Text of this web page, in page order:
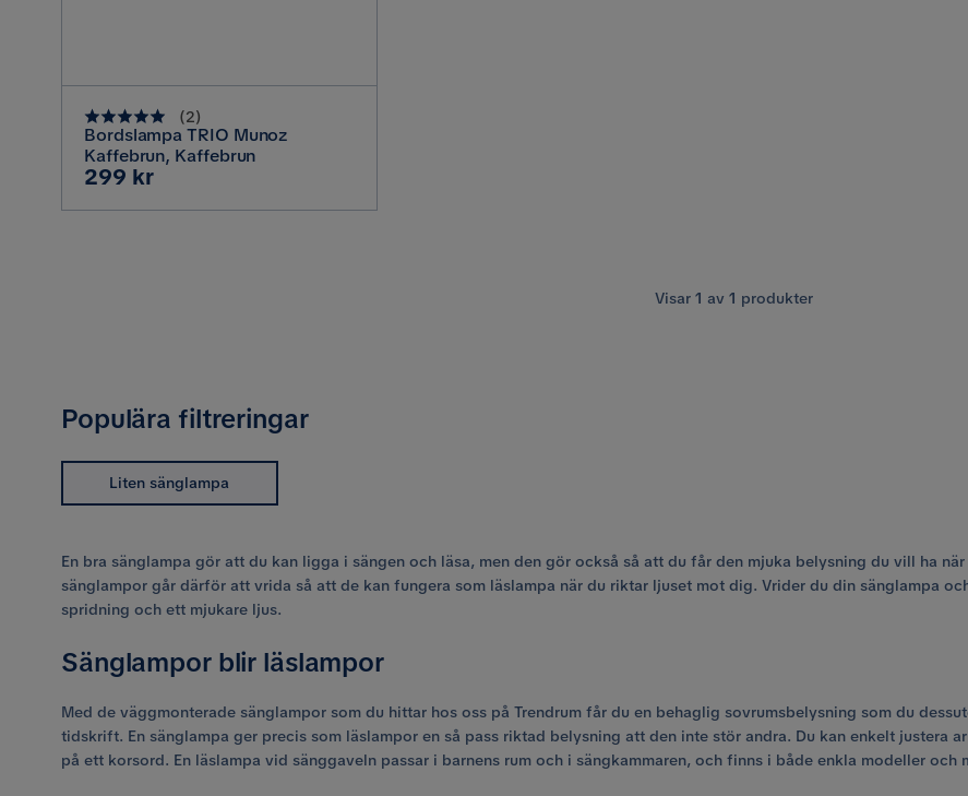
(2)
Bordslampa TRIO Munoz
Kaffebrun, Kaffebrun
Pris
299 kr
Visar 1 av 1 produkter
Populära filtreringar
Liten sänglampa
En bra sänglampa gör att du kan ligga i sängen och läsa, men den gör också så att du får den mjuka belysning du vill ha
sänglampor går därför att vrida så att de kan fungera som läslampa när du riktar ljuset mot dig. Vrider du din sänglampa
spridning och ett mjukare ljus.
Sänglampor blir läslampor
Med de väggmonterade sänglampor som du hittar hos oss på Trendrum får du en behaglig sovrumsbelysning som du
tidskrift. En sänglampa ger precis som läslampor en så pass riktad belysning att den inte stör andra. Du kan enkelt justera
på ett korsord. En läslampa vid sänggaveln passar i barnens rum och i sängkammaren, och finns i både enkla modeller och